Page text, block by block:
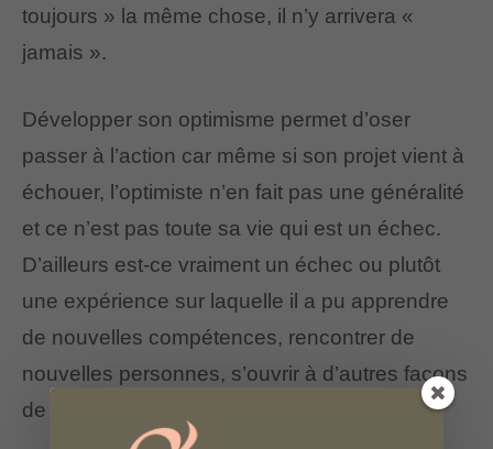
toujours » la même chose, il n’y arrivera «
jamais ».
Développer son optimisme permet d’oser
passer à l’action car même si son projet vient à
échouer, l’optimiste n’en fait pas une généralité
et ce n’est pas toute sa vie qui est un échec.
D’ailleurs est-ce vraiment un échec ou plutôt
une expérience sur laquelle il a pu apprendre
de nouvelles compétences, rencontrer de
nouvelles personnes, s’ouvrir à d’autres façons
de faire … ?